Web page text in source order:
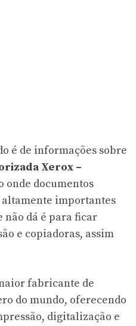
é de informações sobre
Xerox –
onde documentos
altamente importantes
não dá é para ficar
e copiadoras, assim
fabricante de
do mundo, oferecendo
digitalização e